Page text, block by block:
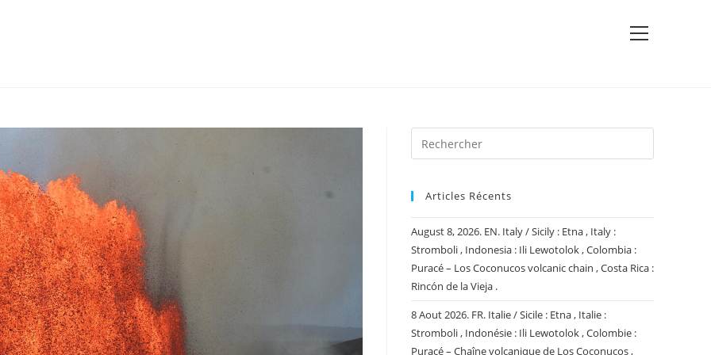
View
Articles Récents
August 8, 2026. EN. Italy / Sicily : Etna , Italy :
Stromboli , Indonesia : Ili Lewotolok , Colombia :
Puracé – Los Coconucos volcanic chain , Costa Rica :
Rincón de la Vieja .
8 Aout 2026. FR. Italie / Sicile : Etna , Italie :
Stromboli , Indonésie : Ili Lewotolok , Colombie :
Puracé – Chaîne volcanique de Los Coconucos ,